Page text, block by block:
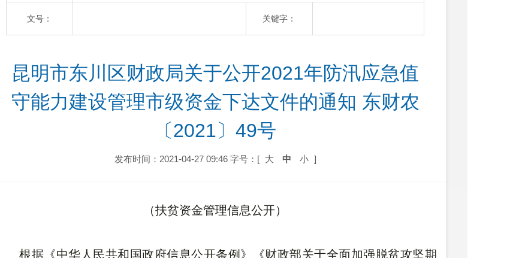
文号： 关键字：
昆明市东川区财政局关于公开2021年防汛应急值
守能力建设管理市级资金下达文件的通知 东财农
〔2021〕49号
发布时间：2021-04-27 09:46 字号：[ 大 中 小 ]
（扶贫资金管理信息公开）
根据《中华人民共和国政府信息公开条例》《财政部关于全面加强脱贫攻坚期